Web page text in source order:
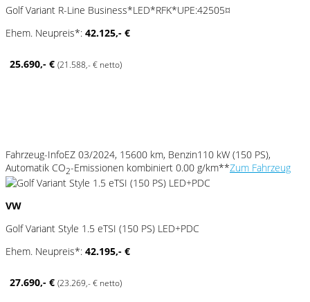
Golf Variant R-Line Business*LED*RFK*UPE:42505¤
Ehem. Neupreis*: 42.125,- €
25.690,- € (21.588,- € netto)
Fahrzeug-InfoEZ 03/2024, 15600 km, Benzin110 kW (150 PS),
Automatik CO2-Emissionen kombiniert 0.00 g/km**Zum Fahrzeug
VW
Golf Variant Style 1.5 eTSI (150 PS) LED+PDC
Ehem. Neupreis*: 42.195,- €
27.690,- € (23.269,- € netto)